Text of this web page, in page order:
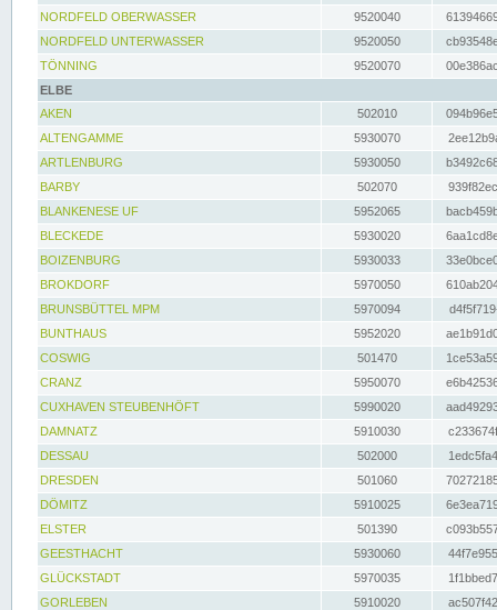
NORDFELD OBERWASSER
9520040
NORDFELD UNTERWASSER
9520050
TÖNNING
9520070
ELBE
AKEN
502010
ALTENGAMME
5930070
ARTLENBURG
5930050
BARBY
502070
BLANKENESE UF
5952065
BLECKEDE
5930020
BOIZENBURG
5930033
BROKDORF
5970050
BRUNSBÜTTEL MPM
5970094
BUNTHAUS
5952020
COSWIG
501470
CRANZ
5950070
CUXHAVEN STEUBENHÖFT
5990020
DAMNATZ
5910030
DESSAU
502000
DRESDEN
501060
DÖMITZ
5910025
ELSTER
501390
GEESTHACHT
5930060
GLÜCKSTADT
5970035
GORLEBEN
5910020